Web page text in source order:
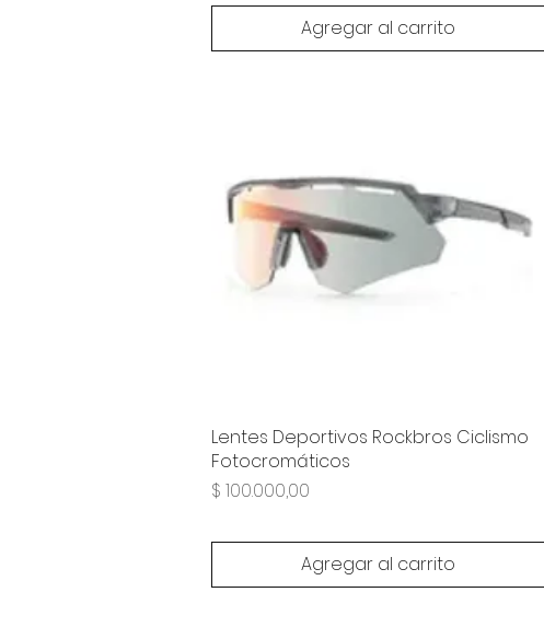
Agregar al carrito
Lentes Deportivos Rockbros Ciclismo
Fotocromáticos
Precio
$ 100.000,00
Agregar al carrito